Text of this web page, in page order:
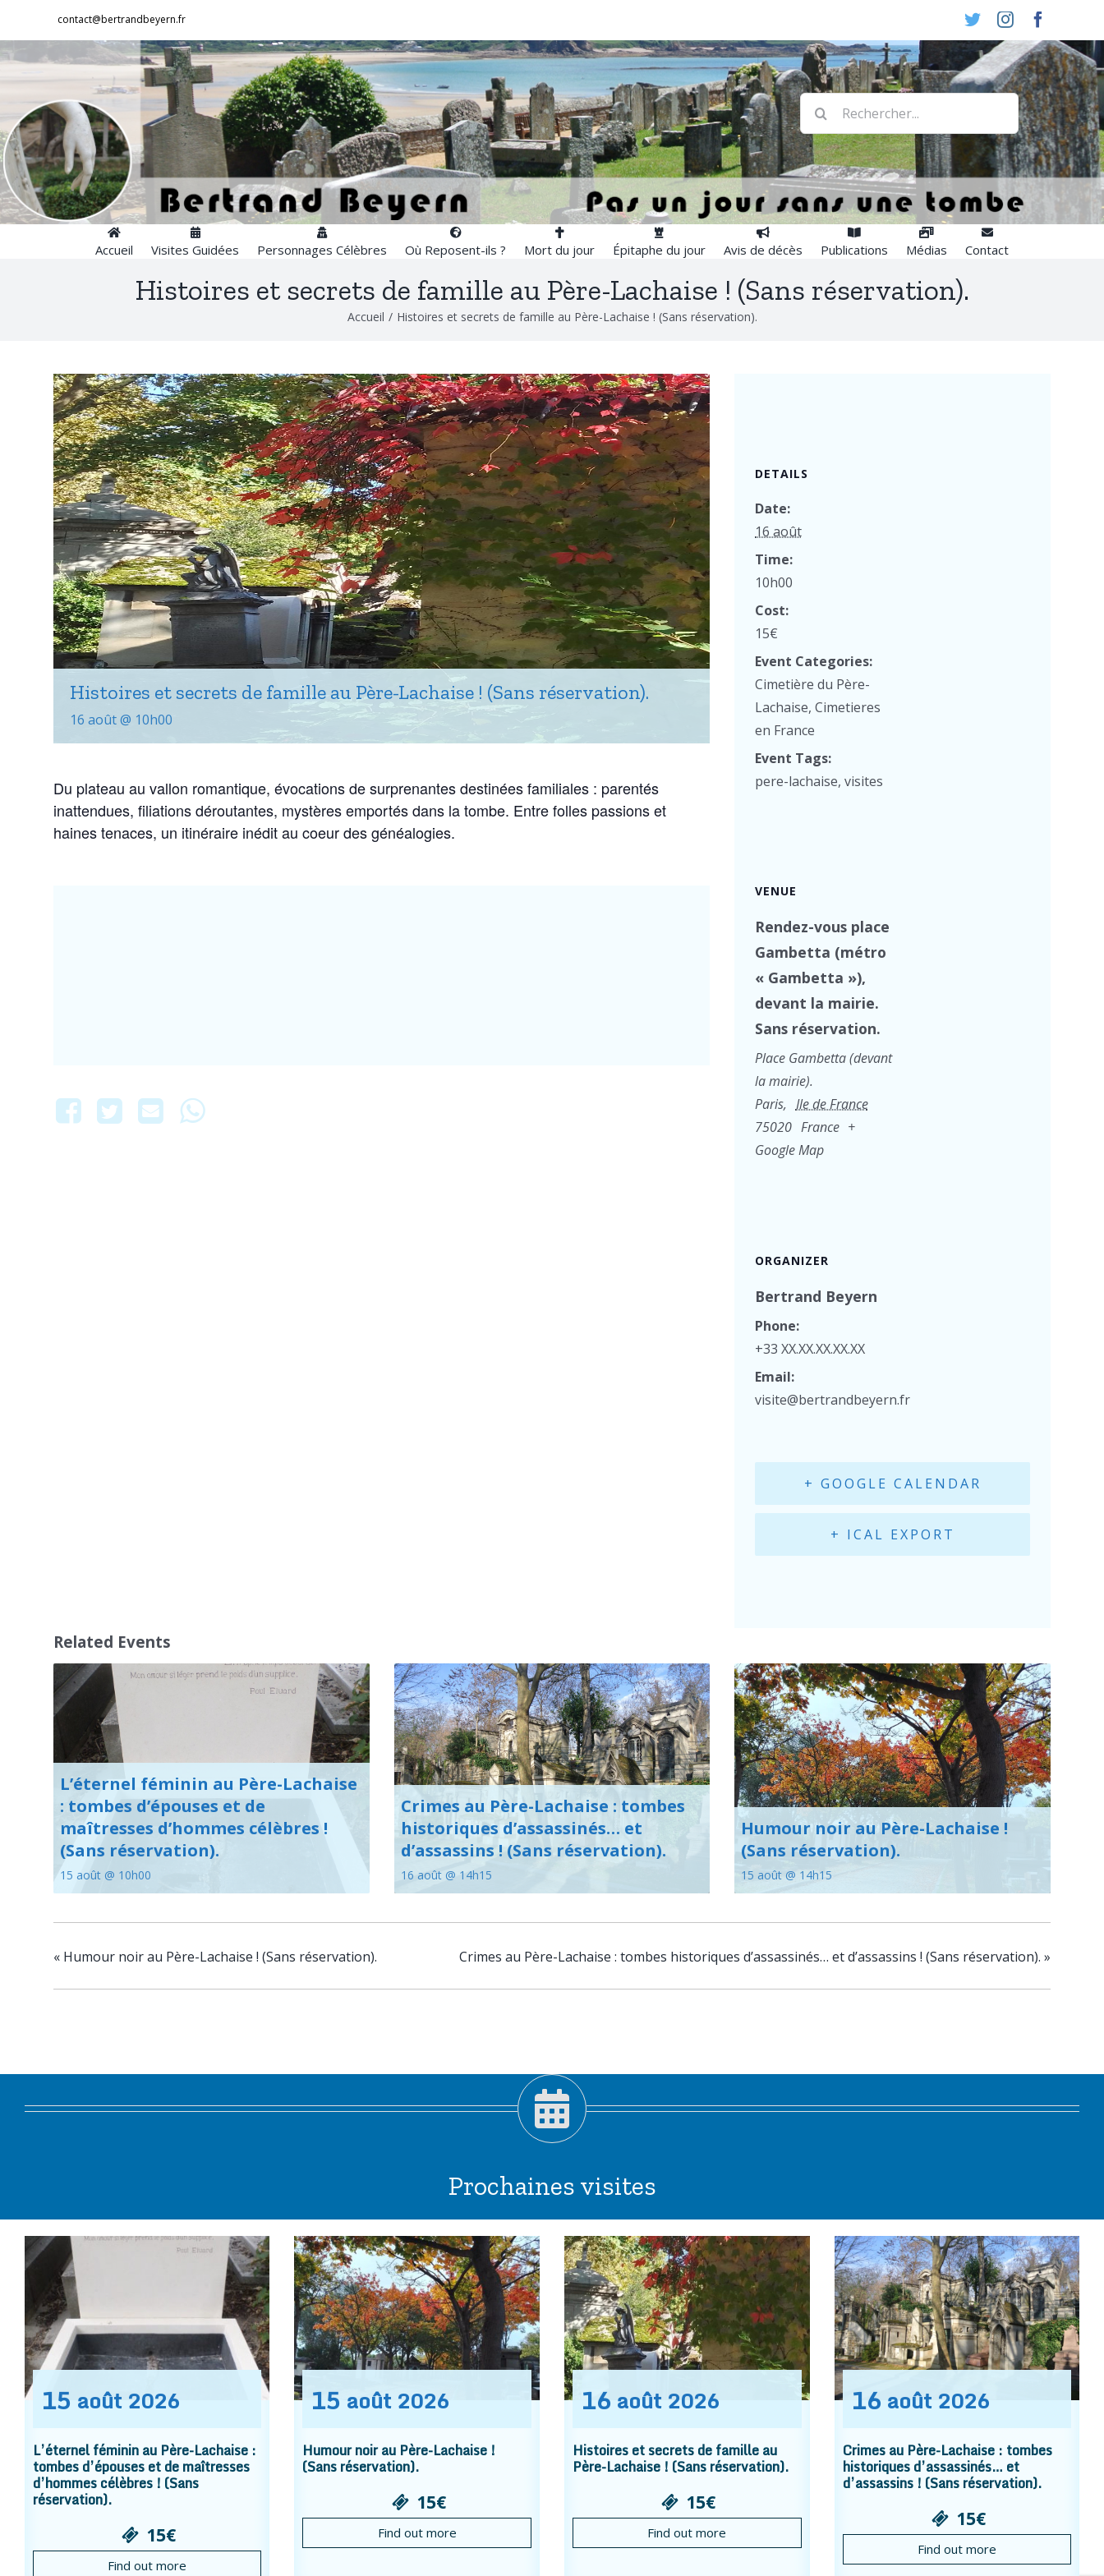
contenu
contact@bertrandbeyern.fr TwitterInstagram
Rechercher:
Accueil Visites Guidées Personnages Célèbres Où Reposent-ils ? Mort du jour Épitaphe du jour Avis de décès Publications Médias Contact
Histoires et secrets de famille au Père-Lachaise ! (Sans réservation).
Accueil / Histoires et secrets de famille au Père-Lachaise ! (Sans réservation).
Histoires et secrets de famille au Père-Lachaise ! (Sans réservation).
16 août @ 10h00
Du plateau au vallon romantique, évocations de surprenantes destinées familiales : parentés
inattendues, filiations déroutantes, mystères emportés dans la tombe. Entre folles passions et
haines tenaces, un itinéraire inédit au coeur des généalogies.
DETAILS
Date:
16 août
Time:
10h00
Cost:
15€
Event Categories:
Cimetière du Père-
Lachaise,Cimetieres
en France
Event Tags:
pere-lachaise,visites
VENUE
Rendez-vous place
Gambetta (métro
« Gambetta »),
devant la mairie.
Sans réservation.
Place Gambetta (devant
la mairie).
Paris, Ile de France
75020 France +
Google Map
ORGANIZER
Bertrand Beyern
Phone:
+33 XX.XX.XX.XX.XX
Email:
visite@bertrandbeyern.fr
+ GOOGLE CALENDAR
+ ICAL EXPORT
Related Events
L’éternel féminin au Père-Lachaise
: tombes d’épouses et de
maîtresses d’hommes célèbres !
(Sans réservation).
15 août @ 10h00
Crimes au Père-Lachaise : tombes
historiques d’assassinés… et
d’assassins ! (Sans réservation).
16 août @ 14h15
Humour noir au Père-Lachaise !
(Sans réservation).
15 août @ 14h15
« Humour noir au Père-Lachaise ! (Sans réservation). Crimes au Père-Lachaise : tombes historiques d’assassinés… et d’assassins ! (Sans réservation). »
Prochaines visites
15 août 2026
L’éternel féminin au Père-Lachaise :
tombes d’épouses et de maîtresses
d’hommes célèbres ! (Sans
réservation).
15€
Find out more
15 août 2026
Humour noir au Père-Lachaise !
(Sans réservation).
15€
Find out more
16 août 2026
Histoires et secrets de famille au
Père-Lachaise ! (Sans réservation).
15€
Find out more
16 août 2026
Crimes au Père-Lachaise : tombes
historiques d’assassinés… et
d’assassins ! (Sans réservation).
15€
Find out more